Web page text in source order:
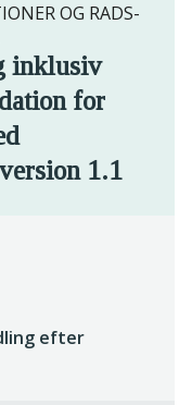
OG RADS-
inklusiv
for
1.1
efter